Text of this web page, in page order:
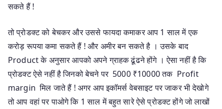
सकते हैं !
तो प्रोडक्ट को बेचकर और उससे फायदा कमाकर आप 1 साल में एक
करोड़ रूपया कमा सकते हैं ! और अमीर बन सकते है । उसके बाद
Product के अनुसार आपको अपने ग्राहक ढूंढने होंगे । ऐसा नहीं है कि
प्रोडक्ट ऐसे नहीं है जिनको बेचने पर 5000 ₹10000 तक Profit
margin मिल जाते हैं ! अगर आप इकॉमर्स वेबसाइट पर जाकर भी देखोगे
तो आप वहां पर पाओगे कि 1 साल में बहुत सारे ऐसे प्रोडक्ट होंगे जो लाखों